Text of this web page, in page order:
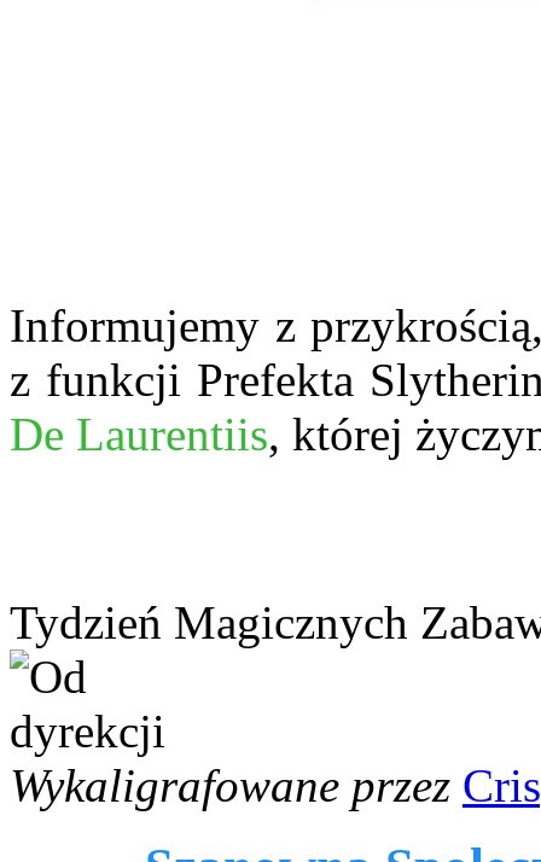
Informujemy z
z funkcji Prefekta
De Laurentiis, której
Tydzień Magicznych
Wykaligrafowane przez